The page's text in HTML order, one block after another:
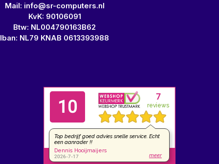
Mail: info@sr-computers.nl
KvK: 90106091
Btw: NL004790163B62
Iban: NL79 KNAB 0613393988